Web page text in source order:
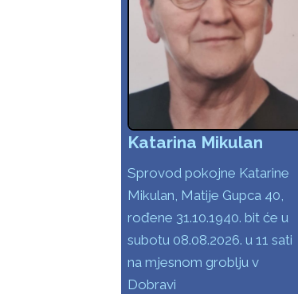
Katarina Mikulan
Sprovod pokojne Katarine
Mikulan, Matije Gupca 40,
rođene 31.10.1940. bit će u
subotu 08.08.2026. u 11 sati
na mjesnom groblju v
Dobravi